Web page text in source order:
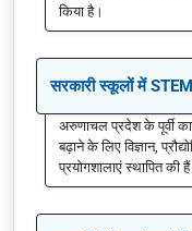
किया है।
सरकारी स्कूलों में
अरुणाचल प्रदेश के पूर्वी
बढ़ाने के लिए विज्ञान,
प्रयोगशालाएं स्थापित की